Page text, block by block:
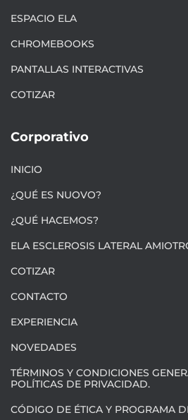
ESPACIO ELA
CHROMEBOOKS
PANTALLAS INTERACTIVAS
COTIZAR
Corporativo
INICIO
¿QUÉ ES NUOVO?
¿QUÉ HACEMOS?
ELA ESCLEROSIS LATERAL
COTIZAR
CONTACTO
EXPERIENCIA
NOVEDADES
TÉRMINOS Y CONDICIONES
POLÍTICAS DE PRIVACIDAD.
CÓDIGO DE ÉTICA Y PROGRAMA